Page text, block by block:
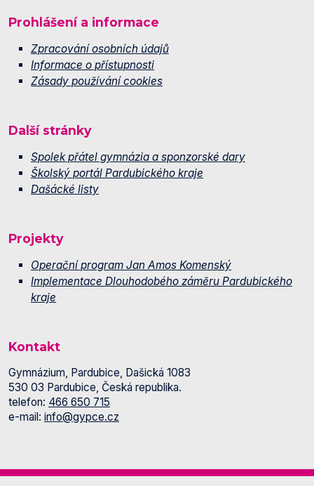
Prohlášení a informace
Zpracování osobních údajů
Informace o přístupnosti
Zásady používání cookies
Další stránky
Spolek přátel gymnázia a sponzorské dary
Školský portál Pardubického kraje
Dašácké listy
Projekty
Operační program Jan Amos Komenský
Implementace Dlouhodobého záměru Pardubického
kraje
Kontakt
Gymnázium, Pardubice, Dašická 1083
530 03 Pardubice, Česká republika.
telefon: 466 650 715
e-mail: info@gypce.cz